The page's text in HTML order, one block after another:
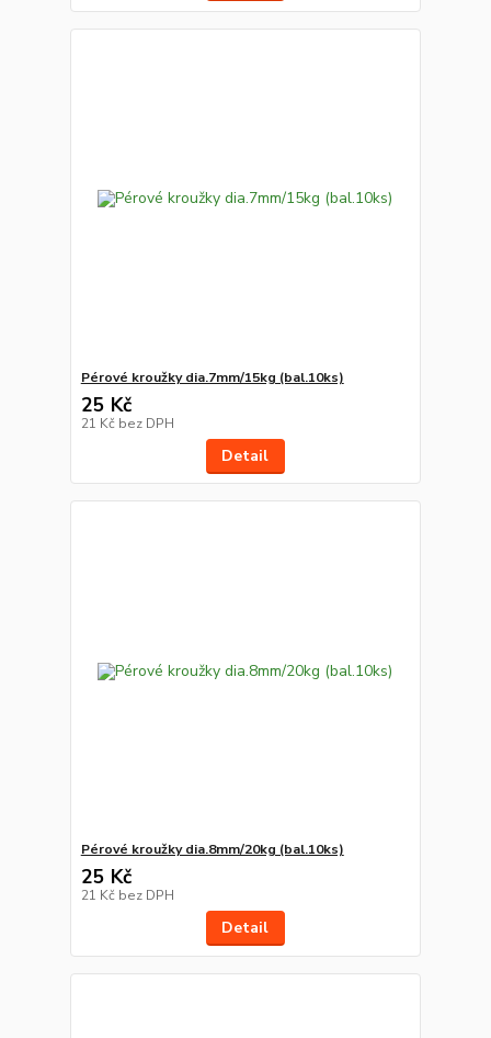
Pérové kroužky dia.7mm/15kg (bal.10ks)
25 Kč
21 Kč bez DPH
Detail
Pérové kroužky dia.8mm/20kg (bal.10ks)
25 Kč
21 Kč bez DPH
Detail